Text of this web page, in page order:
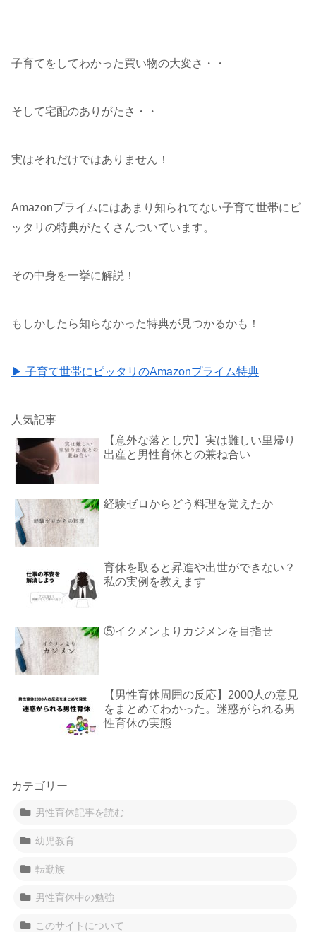
子育てをしてわかった買い物の大変さ・・
そして宅配のありがたさ・・
実はそれだけではありません！
Amazonプライムにはあまり知られてない子育て世帯にピ
ッタリの特典がたくさんついています。
その中身を一挙に解説！
もしかしたら知らなかった特典が見つかるかも！
▶ 子育て世帯にピッタリのAmazonプライム特典
人気記事
【意外な落とし穴】実は難しい里帰り
出産と男性育休との兼ね合い
経験ゼロからどう料理を覚えたか
育休を取ると昇進や出世ができない？
私の実例を教えます
⑤イクメンよりカジメンを目指せ
【男性育休周囲の反応】2000人の意見
をまとめてわかった。迷惑がられる男
性育休の実態
カテゴリー
男性育休記事を読む
幼児教育
転勤族
男性育休中の勉強
このサイトについて